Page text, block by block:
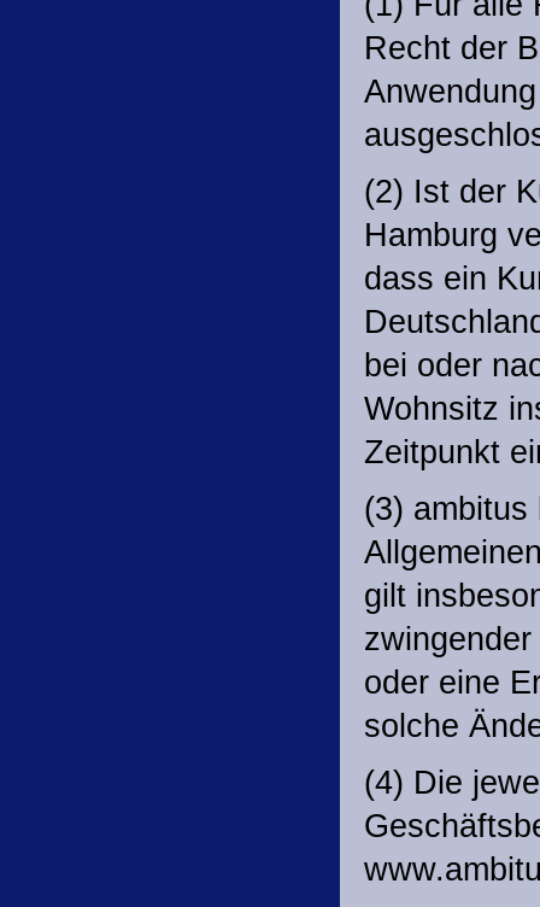
Recht der
(2) Ist der
Hamburg
dass ein
bei oder
Wohnsitz
Zeitpunkt
(3)
gilt
oder eine
solche
(4) Die